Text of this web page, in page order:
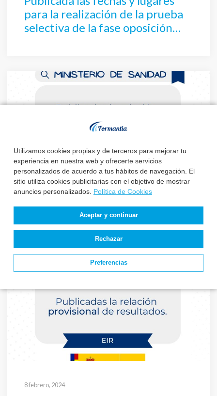
Utilizamos cookies propias y de terceros para mejorar tu
experiencia en nuestra web y ofrecerte servicios
personalizados de acuerdo a tus hábitos de navegación. El
sitio utiliza cookies publicitarias con el objetivo de mostrar
anuncios personalizados. Política de Cookies
Aceptar y continuar
Rechazar
Preferencias
para la realización de la prueba
selectiva de la fase oposición
20 febrero, 2024
Publicada la relación definitiva
de resultados del EIR
8 febrero, 2024